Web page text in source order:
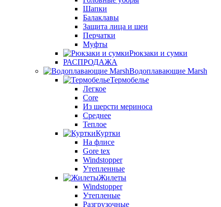
Шапки
Балаклавы
Защита лица и шеи
Перчатки
Муфты
Рюкзаки и сумки
РАСПРОДАЖА
Водоплавающие Marsh
Термобелье
Легкое
Core
Из шерсти мериноса
Среднее
Теплое
Куртки
На флисе
Gore tex
Windstopper
Утепленные
Жилеты
Windstopper
Утепленые
Разгрузочные